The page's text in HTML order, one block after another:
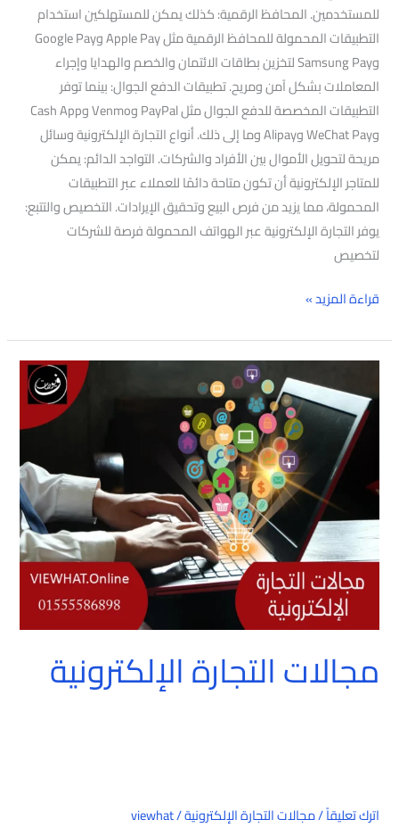
للمستخدمين. المحافظ الرقمية: كذلك يمكن للمستهلكين استخدام
التطبيقات المحمولة للمحافظ الرقمية مثل Apple Pay وGoogle Pay
وSamsung Pay لتخزين بطاقات الائتمان والخصم والهدايا وإجراء
المعاملات بشكل آمن ومريح. تطبيقات الدفع الجوال: بينما توفر
التطبيقات المخصصة للدفع الجوال مثل PayPal وVenmo وCash App
وWeChat Pay وAlipay وما إلى ذلك. أنواع التجارة الإلكترونية وسائل
مريحة لتحويل الأموال بين الأفراد والشركات. التواجد الدائم: يمكن
للمتاجر الإلكترونية أن تكون متاحة دائمًا للعملاء عبر التطبيقات
المحمولة، مما يزيد من فرص البيع وتحقيق الإيرادات. التخصيص والتتبع:
يوفر التجارة الإلكترونية عبر الهواتف المحمولة فرصة للشركات
لتخصيص
قراءة المزيد »
مجالات التجارة الإلكترونية
اترك تعليقاً/مجالات التجارة الإلكترونية/
viewhat
التجارة
الإلكترونية